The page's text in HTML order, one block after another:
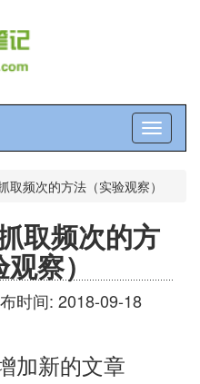
切
换
航
取频次的方法（实验观察）
取频次的方
察）
时间: 2018-09-18
加新的文章